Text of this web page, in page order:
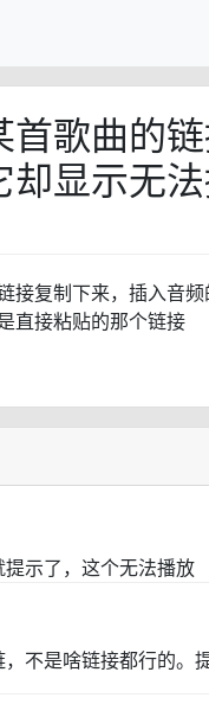
歌曲的
却显示无
接复制下来，插入音
直接粘贴的那个链接
示了，这个无法播放
不是啥链接都行的。